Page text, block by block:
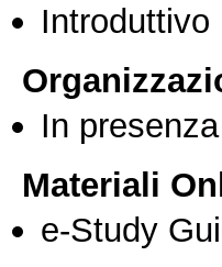
Introduttivo
In presenza
Materiali
e-Study